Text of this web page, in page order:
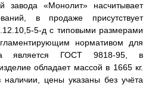
завода «Монолит» насчитывает
в продаже присутствует
5-д с типовыми размерами
нормативом для
является ГОСТ 9818-95, в
обладает массой в 1665 кг.
наличии, цены указаны без учёта